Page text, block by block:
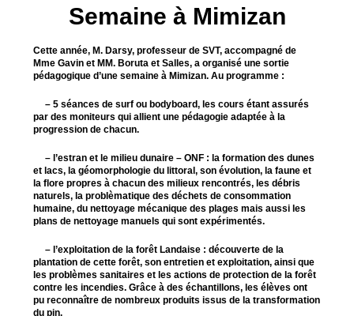
Semaine à Mimizan
Cette année, M. Darsy, professeur de SVT, accompagné de
Mme Gavin et MM. Boruta et Salles, a organisé une sortie
pédagogique d’une semaine à Mimizan. Au programme :
– 5 séances de surf ou bodyboard, les cours étant assurés
par des moniteurs qui allient une pédagogie adaptée à la
progression de chacun.
– l’estran et le milieu dunaire – ONF : la formation des dunes
et lacs, la géomorphologie du littoral, son évolution, la faune et
la flore propres à chacun des milieux rencontrés, les débris
naturels, la problèmatique des déchets de consommation
humaine, du nettoyage mécanique des plages mais aussi les
plans de nettoyage manuels qui sont expérimentés.
– l’exploitation de la forêt Landaise : découverte de la
plantation de cette forêt, son entretien et exploitation, ainsi que
les problèmes sanitaires et les actions de protection de la forêt
contre les incendies. Grâce à des échantillons, les élèves ont
pu reconnaître de nombreux produits issus de la transformation
du pin.